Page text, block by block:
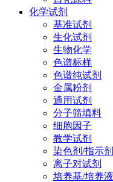
化学试剂
基准试剂
生化试剂
生物化学
色谱标样
色谱纯试剂
金属粉剂
通用试剂
分子筛填料
细胞因子
教学试剂
染色剂/指示剂
离子对试剂
培养基/培养液